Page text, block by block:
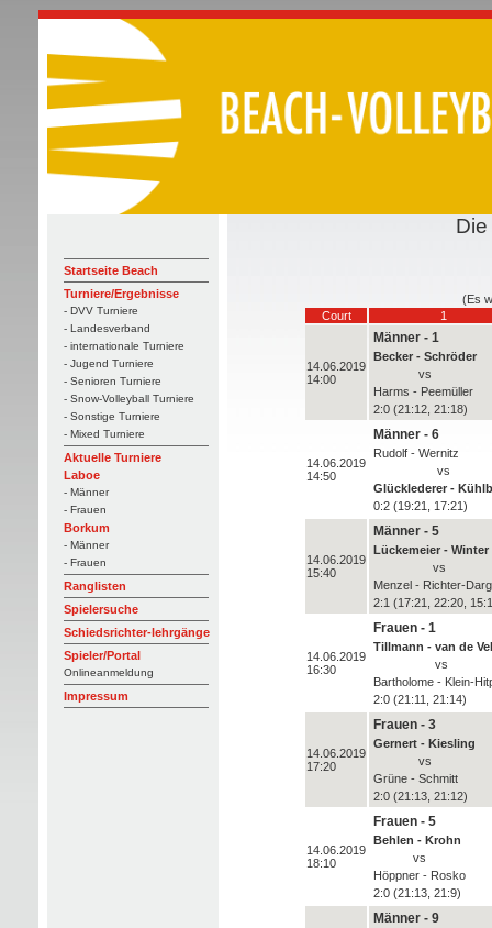
Startseite Beach
Turniere/Ergebnisse
- DVV Turniere
- Landesverband
- internationale Turniere
- Jugend Turniere
- Senioren Turniere
- Snow-Volleyball Turniere
- Sonstige Turniere
- Mixed Turniere
Aktuelle Turniere
Laboe
- Männer
- Frauen
Borkum
- Männer
- Frauen
Ranglisten
Spielersuche
Schiedsrichter-lehrgänge
Spieler/Portal
Onlineanmeldung
Impressum
(Es
Court
1
14.06.2019
14:00
Männer - 1
Becker - Schröder
vs
Harms - Peemüller
2:0 (21:12, 21:18)
14.06.2019
14:50
Männer - 6
Rudolf - Wernitz
vs
Glücklederer -
0:2 (19:21, 17:21)
14.06.2019
15:40
Männer - 5
Lückemeier - Winter
vs
Menzel - Richter-
2:1 (17:21, 22:20,
14.06.2019
16:30
Frauen - 1
Tillmann - van de
vs
Bartholome - Klein-
2:0 (21:11, 21:14)
14.06.2019
17:20
Frauen - 3
Gernert - Kiesling
vs
Grüne - Schmitt
2:0 (21:13, 21:12)
14.06.2019
18:10
Frauen - 5
Behlen - Krohn
vs
Höppner - Rosko
2:0 (21:13, 21:9)
Männer - 9